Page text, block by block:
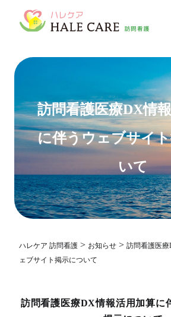
訪問看護医療DX情
に伴うウェブサイ
いて
ハレケア 訪問看護 > お知らせ > 訪問看護医
ェブサイト掲示について
訪問看護医療DX情報活用加算に